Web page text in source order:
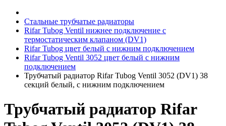
Стальные трубчатые радиаторы
Rifar Tubog Ventil нижнее подключение с
термостатическим клапаном (DV1)
Rifar Tubog цвет белый с нижним подключением
Rifar Tubog Ventil 3052 цвет белый с нижним
подключением
Трубчатый радиатор Rifar Tubog Ventil 3052 (DV1) 38
секций белый, с нижним подключением
Трубчатый радиатор Rifar